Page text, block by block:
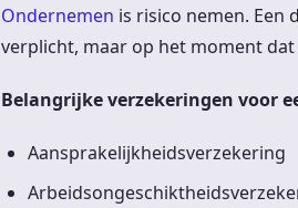
Ondernemen is risico nemen. Een
verplicht, maar op het moment
Belangrijke verzekeringen voor
Aansprakelijkheidsverzekering